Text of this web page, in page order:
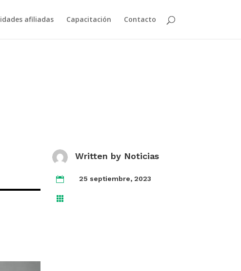
afiliadas Capacitación Contacto
Written by Noticias
 25 septiembre, 2023
